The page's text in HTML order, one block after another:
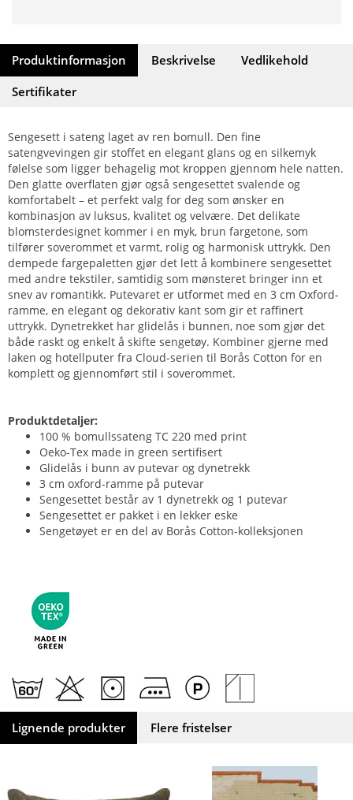
Produktinformasjon Beskrivelse
Vedlikehold
Sertifikater
Sengesett i sateng laget av ren bomull. Den fine
satengvevingen gir stoffet en elegant glans og en silkemyk
følelse som ligger behagelig mot kroppen gjennom hele natten.
Den glatte overflaten gjør også sengesettet svalende og
komfortabelt – et perfekt valg for deg som ønsker en
kombinasjon av luksus, kvalitet og velvære. Det delikate
blomsterdesignet kommer i en myk, brun fargetone, som
tilfører soverommet et varmt, rolig og harmonisk uttrykk. Den
dempede fargepaletten gjør det lett å kombinere sengesettet
med andre tekstiler, samtidig som mønsteret bringer inn et
snev av romantikk. Putevaret er utformet med en 3 cm Oxford-
ramme, en elegant og dekorativ kant som gir et raffinert
uttrykk. Dynetrekket har glidelås i bunnen, noe som gjør det
både raskt og enkelt å skifte sengetøy. Kombiner gjerne med
laken og hotellputer fra Cloud-serien til Borås Cotton for en
komplett og gjennomført stil i soverommet.
Produktdetaljer:
100 % bomullssateng TC 220 med print
Oeko-Tex made in green sertifisert
Glidelås i bunn av putevar og dynetrekk
3 cm oxford-ramme på putevar
Sengesettet består av 1 dynetrekk og 1 putevar
Sengesettet er pakket i en lekker eske
Sengetøyet er en del av Borås Cotton-kolleksjonen
Lignende produkter Flere fristelser